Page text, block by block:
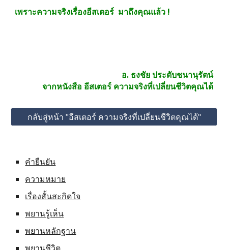
เพราะความจริงเรื่องอีสเตอร์  มาถึงคุณแล้ว !
อ. ธงชัย ประดับชนานุรัตน์
จากหนังสือ อีสเตอร์ ความจริงที่เปลี่ยนชีวิตคุณได้
กลับสู่หน้า "อีสเตอร์ ความจริงที่เปลี่ยนชีวิตคุณได้"
คำยืนยัน
ความหมาย
เรื่องสั้นสะกิดใจ
พยานรู้เห็น
พยานหลักฐาน